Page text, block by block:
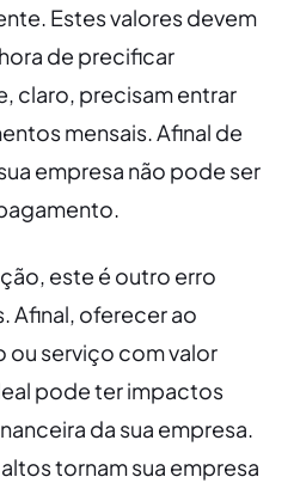
Estes valores devem
de precificar
claro, precisam entrar
mensais. Afinal de
empresa não pode ser
este é outro erro
Afinal, oferecer ao
serviço com valor
pode ter impactos
da sua empresa.
tornam sua empresa